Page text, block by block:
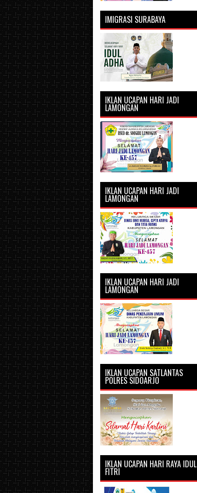
IMIGRASI SURABAYA
IKLAN UCAPAN HARI JADI
LAMONGAN
IKLAN UCAPAN HARI JADI
LAMONGAN
IKLAN UCAPAN HARI JADI
LAMONGAN
IKLAN UCAPAN SATLANTAS
POLRES SIDOARJO
IKLAN UCAPAN HARI RAYA IDUL
FITRI